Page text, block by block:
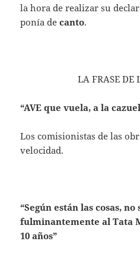
la hora de realizar su
ponía decanto.
LA FRASE DE
“AVE que vuela, a la
Los comisionistas de las
velocidad.
“Según están las cosas, no
fulminantemente al Tata
10 años”